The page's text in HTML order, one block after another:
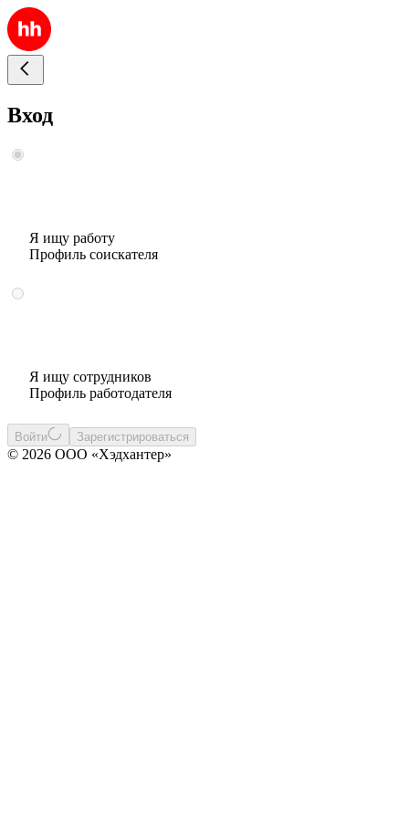
Вход
Я ищу работу
Профиль соискателя
Я ищу сотрудников
Профиль работодателя
Войти Зарегистрироваться
© 2026 ООО «Хэдхантер»